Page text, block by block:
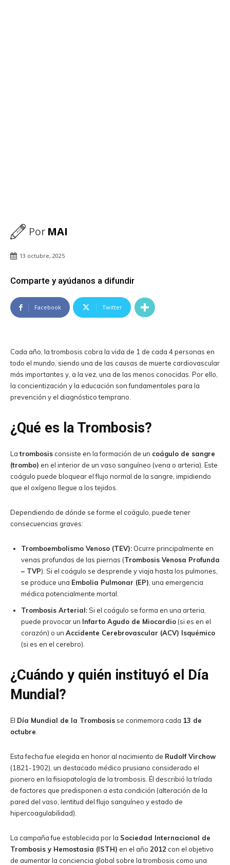
PorMAI
13 octubre, 2025
Comparte y ayúdanos a difundir
Facebook Twitter
Cada año, la trombosis cobra la vida de 1 de cada 4 personas en
todo el mundo, siendo una de las causas de muerte cardiovascular
más importantes y, a la vez, una de las menos conocidas. Por ello,
la concientización y la educación son fundamentales para la
prevención y el diagnóstico temprano.
¿Qué es la Trombosis?
Latrombosis consiste en la formación de un coágulo de sangre
(trombo) en el interior de un vaso sanguíneo (vena o arteria). Este
coágulo puede bloquear el flujo normal de la sangre, impidiendo
que el oxígeno llegue a los tejidos.
Dependiendo de dónde se forme el coágulo, puede tener
consecuencias graves:
Tromboembolismo Venoso (TEV): Ocurre principalmente en
venas profundas de las piernas (Trombosis Venosa Profunda
– TVP). Si el coágulo se desprende y viaja hasta los pulmones,
se produce una Embolia Pulmonar (EP), una emergencia
médica potencialmente mortal.
Trombosis Arterial:Si el coágulo se forma en una arteria,
puede provocar un Infarto Agudo de Miocardio (si es en el
corazón) o un Accidente Cerebrovascular (ACV) Isquémico
(si es en el cerebro).
¿Cuándo y quién instituyó el Día
Mundial?
El Día Mundial de la Trombosis se conmemora cada 13 de
octubre.
Esta fecha fue elegida en honor al nacimiento de Rudolf Virchow
(1821-1902), un destacado médico prusiano considerado el
pionero en la fisiopatología de la trombosis. Él describió la tríada
de factores que predisponen a esta condición (alteración de la
pared del vaso, lentitud del flujo sanguíneo y estado de
hipercoagulabilidad).
La campaña fue establecida por la Sociedad Internacional de
Trombosis y Hemostasia (ISTH) en el año 2012 con el objetivo
de aumentar la conciencia global sobre la trombosis como una